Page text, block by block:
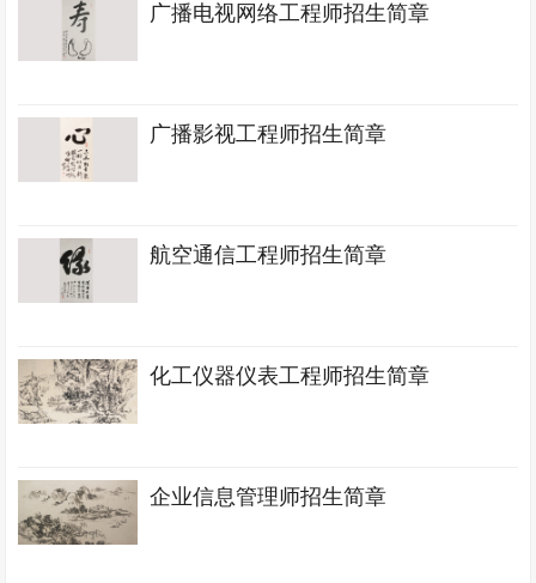
广播电视网络工程师招生简章
广播影视工程师招生简章
航空通信工程师招生简章
化工仪器仪表工程师招生简章
企业信息管理师招生简章